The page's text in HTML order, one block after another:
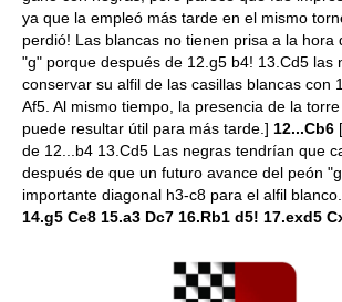
ya que la empleó más tarde en el mismo
perdió! Las blancas no tienen prisa a la hora
"g" porque después de 12.g5 b4! 13.Cd5 las
conservar su alfil de las casillas blancas con
Af5. Al mismo tiempo, la presencia de la
puede resultar útil para más tarde.] 12...Cb6
de 12...b4 13.Cd5 Las negras tendrían que
después de que un futuro avance del peón
importante diagonal h3-c8 para el alfil
14.g5 Ce8 15.a3 Dc7 16.Rb1 d5! 17.exd5